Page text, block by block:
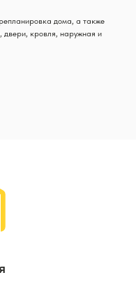
дома, а также
двери, кровля, наружная и